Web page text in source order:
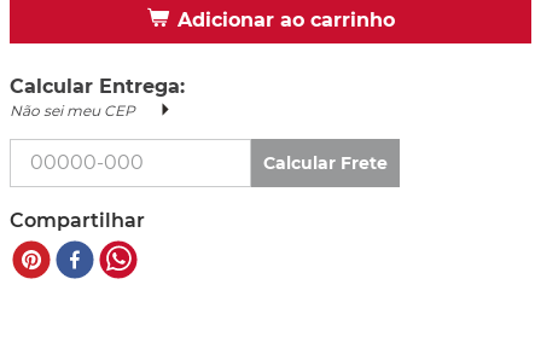
Adicionar ao carrinho
Calcular Entrega:
Não sei meu CEP
Calcular Frete
Compartilhar